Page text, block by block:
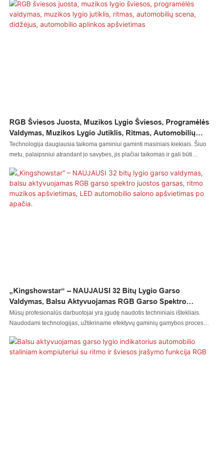
šviesa automobilio durelių logotipo šviesa gali atlikti didžiausią poveikį
automobilių apšvietimo sistemų srityje(-se).
RGB Šviesos Juosta, Muzikos Lygio Šviesos, Programėlės
Valdymas, Muzikos Lygio Jutiklis, Ritmas, Automobilių
Scena, Didžėjus, Automobilio Aplinkos Apšvietimas
Technologija daugiausia taikoma gaminiui gaminti masiniais kiekiais. Šiuo
metu, palaipsniui atrandant jo savybes, jis plačiai taikomas ir gali būti
„Kingshowstar“ – NAUJAUSI 32 Bitų Lygio Garso
Valdymas, Balsu Aktyvuojamas RGB Garso Spektro
Juostos Garsas, Ritmo Muzikos Apšvietimas, LED
Automobilio Salono Apšvietimas Po Apačia.
Mūsų profesionalūs darbuotojai yra įgudę naudotis techniniais ištekliais.
Naudodami technologijas, užtikriname efektyvų gaminių gamybos procesą.
lygio garso valdymas, balso aktyvuojamas RGB garso spektro juostos
pikapas, ritmo muzikos šviesa gali atlikti didžiausią savo efektą.